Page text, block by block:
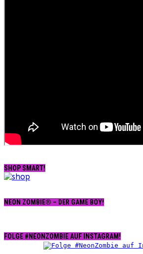
SHOP SMART!
NEON ZOMBIE® – DER GAME BOY!
FOLGE #NEONZOMBIE AUF INSTAGRAM!